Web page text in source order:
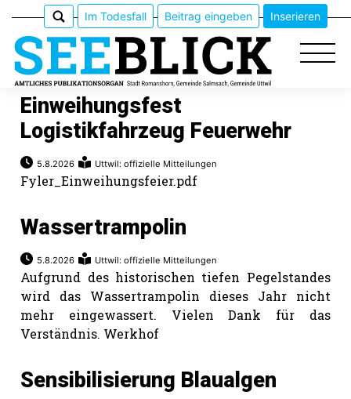
Veranstaltungen
Erlebnisführer
App
Romanshorn:
Im Todesfall Beitrag eingeben Inserieren
Einweihungsfest
Logistikfahrzeug Feuerwehr
5.8.2026 Uttwil: offizielle Mitteilungen
Fyler_Einweihungsfeier.pdf
Wassertrampolin
5.8.2026 Uttwil: offizielle Mitteilungen
Aufgrund des historischen tiefen Pegelstandes
wird das Wassertrampolin dieses Jahr nicht
mehr eingewassert. Vielen Dank für das
Verständnis. Werkhof
Sensibilisierung Blaualgen